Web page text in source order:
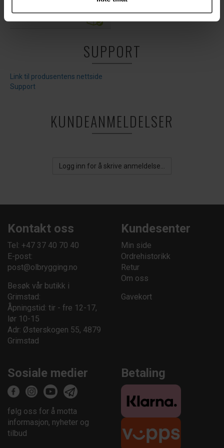
SUPPORT
Link til produsentens nettside
Support
KUNDEANMELDELSER
Logg inn for å skrive anmeldelse...
Kontakt oss
Tel: +47 37 40 70 40
E-post:
post@olbrygging.no
Besøk vår butikk i
Grimstad:
Åpningstid: tir - fre 12-17,
lør 10-15
Adr: Østerskogen 55, 4879
Grimstad
Kundesenter
Min side
Ordrehistorikk
Retur
Om oss
Gavekort
Sosiale medier
følg oss for å motta
informasjon, nyheter og
tilbud
Betaling